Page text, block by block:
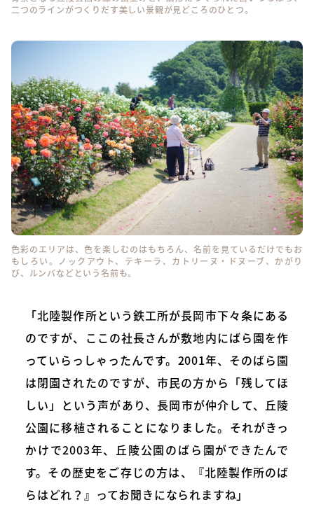
二つのラインがつくりだす美しい景観が見どころのひとつ。
色彩のエリアは、色を楽しむのはもちろん、名前を見ているだけでもお
もしろい。ノックアウト、テキーラ、カトリーヌ・ドヌーブ、かがり
び、ルンバなどという名前も。
「北陸製作所という鉄工所が長岡市下々条にある
のですが、ここの社長さんが敷地内にばら園を作
っていらっしゃったんです。2001年、そのばら園
は閉園されたのですが、市民の方から「残してほ
しい」という声があり、長岡市が仲介して、丘陵
公園に移植されることになりました。それがきっ
かけで2003年、丘陵公園のばら園ができたんで
す。その歴史をご存じの方は、『北陸製作所のば
らはどれ？』ってお聞きになられますね」